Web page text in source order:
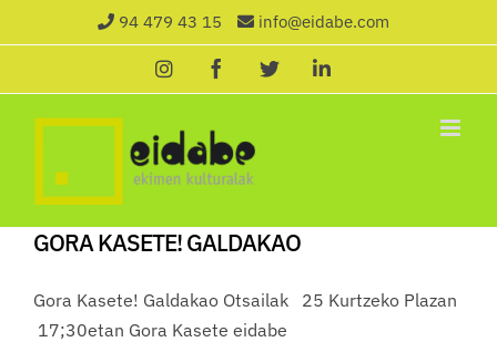
al
94 479 43 15 info@eidabe.com
InstagramFacebook
X LinkedIn
GORA KASETE! GALDAKAO
Gora Kasete! Galdakao Otsailak 25 Kurtzeko Plazan
17;30etan Gora Kasete eidabe